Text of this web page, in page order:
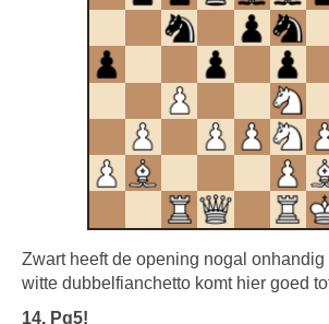
Zwart heeft de opening nogal
witte dubbelfianchetto komt hier goed
14. Pg5!